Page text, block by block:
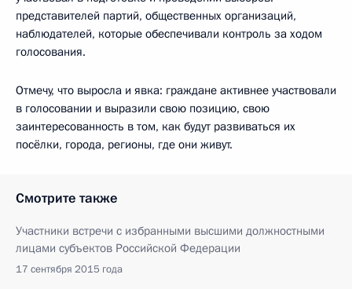
представителей партий, общественных организаций,
наблюдателей, которые обеспечивали контроль за ходом
голосования.
Отмечу, что выросла и явка: граждане активнее участвовали
в голосовании и выразили свою позицию, свою
заинтересованность в том, как будут развиваться их
посёлки, города, регионы, где они живут.
Смотрите также
Участники встречи с избранными высшими должностными
лицами субъектов Российской Федерации
17 сентября 2015 года